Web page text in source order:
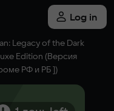
Log in
Legacy of the Dark
Edition (Версия
РФ и РБ ])